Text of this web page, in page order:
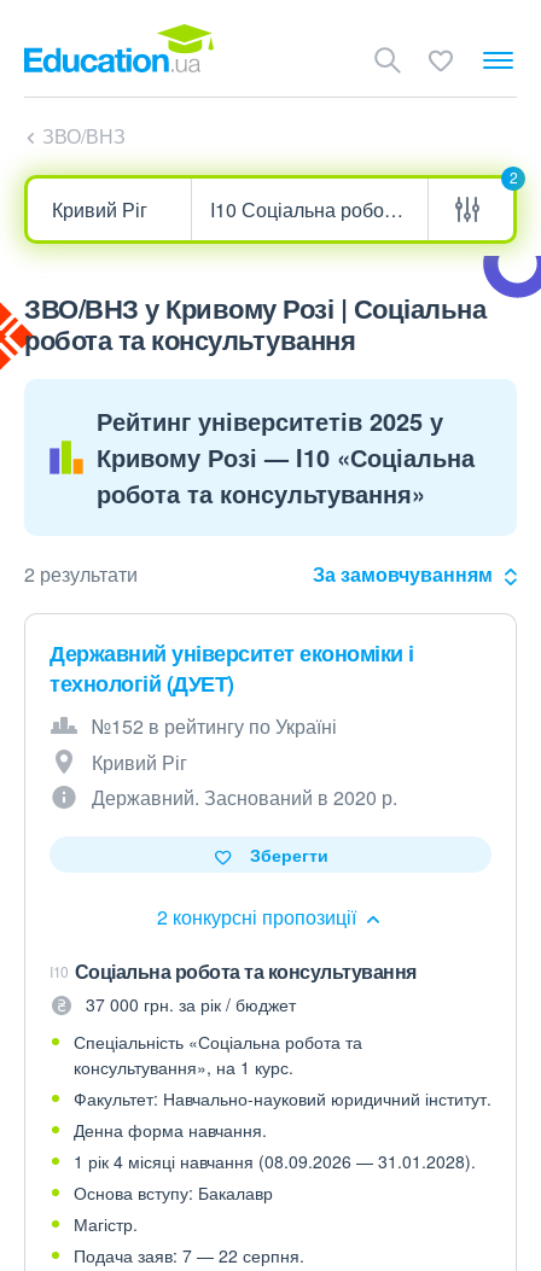
ЗВО/ВНЗ
2
ЗВО/ВНЗ у Кривому Розі | Соціальна
робота та консультування
Рейтинг університетів 2025 у
Кривому Розі — I10 «Соціальна
робота та консультування»
2 результати За замовчуванням
Державний університет економіки і
технологій (ДУЕТ)
№152 в рейтингу по Україні
Кривий Ріг
Державний. Заснований в 2020 р.
2 конкурсні пропозиції
Зберегти
I10 Соціальна робота та консультування
37 000 грн. за рік / бюджет
Спеціальність «Соціальна робота та
консультування», на 1 курс.
Факультет: Навчально-науковий юридичний інститут.
Денна форма навчання.
1 рік 4 місяці навчання (08.09.2026 — 31.01.2028).
Основа вступу: Бакалавр
Магістр.
Подача заяв: 7 — 22 серпня.